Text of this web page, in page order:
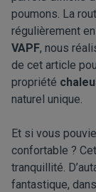
poumons. La
régulièrement
VAPF, nous
de cet article
propriété
naturel unique.
Et si vous
confortable ?
tranquillité.
fantastique,